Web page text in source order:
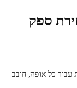
ספק
עבור כל אופה, חובב